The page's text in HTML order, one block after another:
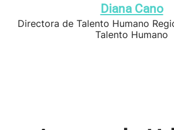
Diana Cano
Directora de Talento Humano
Talento Humano